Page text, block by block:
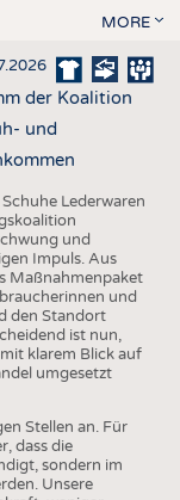
MORE
der Koalition
und
Lederwaren
und
Impuls. Aus
Maßnahmenpaket
und
den Standort
ist nun,
klarem Blick auf
umgesetzt
Stellen an. Für
dass die
sondern im
Unsere